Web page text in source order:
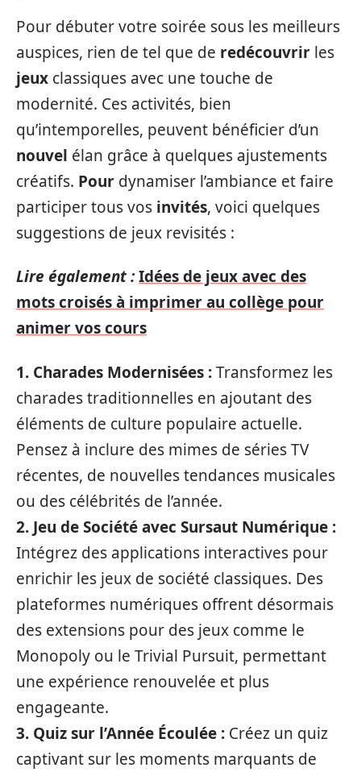
Pour débuter votre soirée sous les meilleurs
auspices, rien de tel que de redécouvrir les
jeux classiques avec une touche de
modernité. Ces activités, bien
qu’intemporelles, peuvent bénéficier d’un
nouvel élan grâce à quelques ajustements
créatifs. Pour dynamiser l’ambiance et faire
participer tous vos invités, voici quelques
suggestions de jeux revisités :
Lire également :Idées de jeux avec des
mots croisés à imprimer au collège pour
animer vos cours
1. Charades Modernisées :Transformez les
charades traditionnelles en ajoutant des
éléments de culture populaire actuelle.
Pensez à inclure des mimes de séries TV
récentes, de nouvelles tendances musicales
ou des célébrités de l’année.
2. Jeu de Société avec Sursaut Numérique :
Intégrez des applications interactives pour
enrichir les jeux de société classiques. Des
plateformes numériques offrent désormais
des extensions pour des jeux comme le
Monopoly ou le Trivial Pursuit, permettant
une expérience renouvelée et plus
engageante.
3. Quiz sur l’Année Écoulée : Créez un quiz
captivant sur les moments marquants de